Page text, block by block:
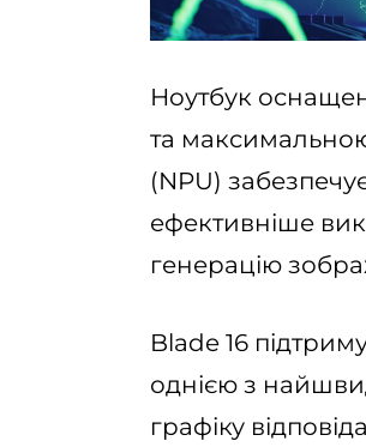
Ноутбук
та
(NPU)
ефективніше
генерацію
Blade 16
однією з
графіку